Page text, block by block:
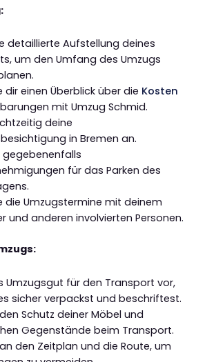
detaillierte Aufstellung deines
um den Umfang des Umzugs
einen Überblick über die Kosten
mit Umzug Schmid.
deine
in Bremen an.
für das Parken des
die Umzugstermine mit deinem
und anderen involvierten Personen.
Umzugsgut für den Transport vor,
sicher verpackst und beschriftest.
Schutz deiner Möbel und
Gegenstände beim Transport.
den Zeitplan und die Route, um